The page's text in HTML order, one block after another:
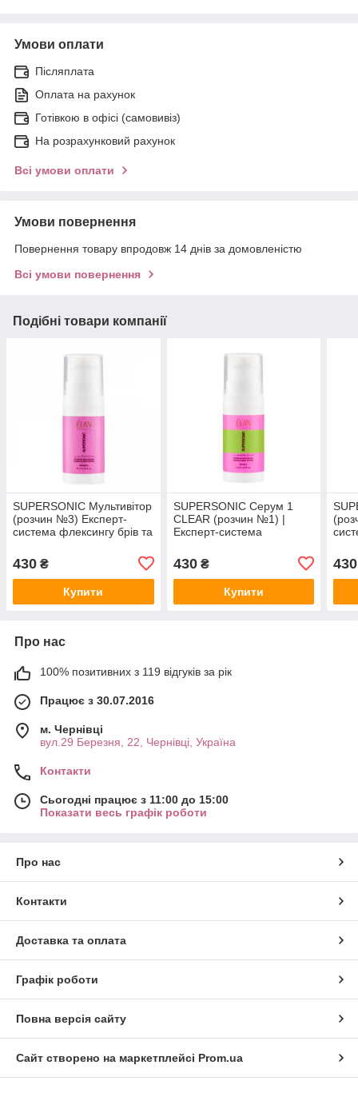
Умови оплати
Післяплата
Оплата на рахунок
Готівкою в офісі (самовивіз)
На розрахунковий рахунок
Всі умови оплати
Умови повернення
Повернення товару впродовж 14 днів за домовленістю
Всі умови повернення
Подібні товари компанії
SUPERSONIC Мультивітор
(розчин №3) Експерт-
система флексингу брів та
430 ₴
Купити
SUPERSONIC Серум 1
CLEAR (розчин №1) |
Експерт-система
ELAN, 10 мл (суперсонік
Елан прозорий)
430₴
Купити
430
Про нас
100% позитивних з 119 відгуків за рік
Працює з 30.07.2016
м. Чернівці
вул.29 Березня, 22, Чернівці, Україна
Контакти
Сьогодні працює з 11:00 до 15:00
Показати весь графік роботи
Про нас
Контакти
Доставка та оплата
Графік роботи
Повна версія сайту
Сайт створено на маркетплейсі Prom.ua